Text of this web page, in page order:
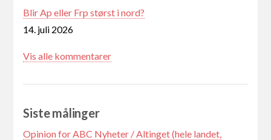
Blir Ap eller Frp størst i nord?
14. juli 2026
Vis alle kommentarer
Siste målinger
Opinion for ABC Nyheter / Altinget (hele landet,